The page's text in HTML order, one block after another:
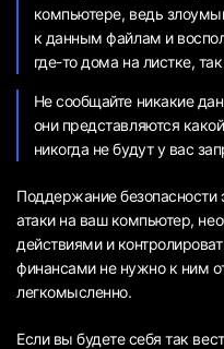
компьютере, ведь
к данным файлам и
где-то дома на листке,
Не сообщайте никакие
они представляются
никогда не будут у вас
Поддержание
атаки на ваш компьютер,
действиями и
финансами не нужно к ним
легкомысленно.
Если вы будете себя так